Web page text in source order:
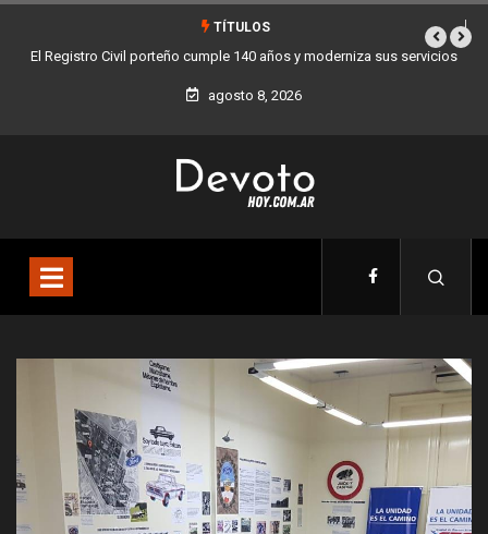
TÍTULOS
sus servicios Buenos Aires sumó 12 nuevos Bares Notables y ya son 90
la Ciudad
agosto 8, 2026